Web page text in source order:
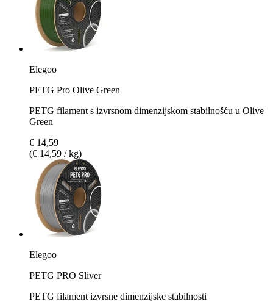
Elegoo
PETG Pro Olive Green
PETG filament s izvrsnom dimenzijskom stabilnošću u Olive
Green
€ 14,59
(€ 14,59 / kg)
Elegoo
PETG PRO Sliver
PETG filament izvrsne dimenzijske stabilnosti